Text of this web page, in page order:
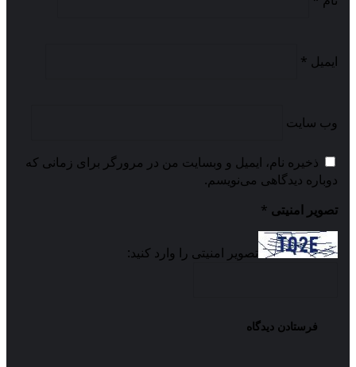
ایمیل *
وب‌ سایت
ذخیره نام، ایمیل و وبسایت من در مرورگر برای زمانی که
دوباره دیدگاهی می‌نویسم.
تصویر امنیتی *
تصویر امنیتی را وارد کنید: